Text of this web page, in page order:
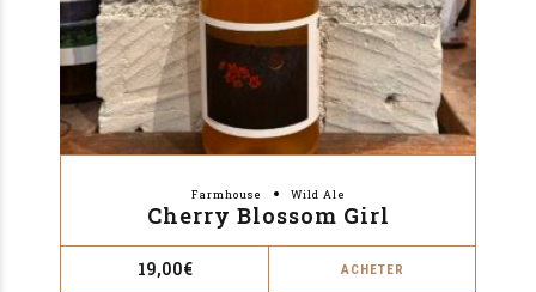
Farmhouse Wild Ale
Cherry Blossom Girl
19,00€ ACHETER